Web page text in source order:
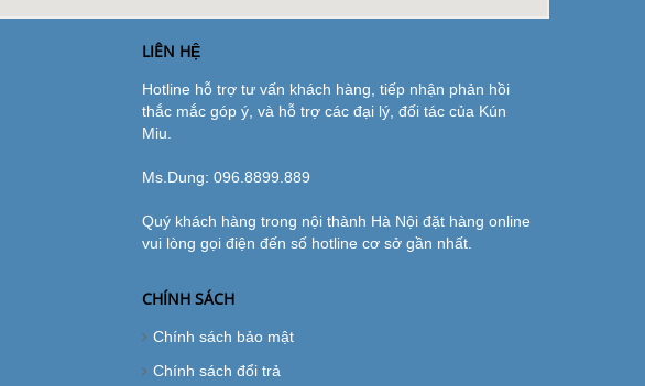
LIÊN HỆ
Hotline hỗ trợ tư vấn khách hàng, tiếp nhận phản hồi
thắc mắc góp ý, và hỗ trợ các đại lý, đối tác của Kún
Miu.
Ms.Dung: 096.8899.889
Quý khách hàng trong nội thành Hà Nội đặt hàng online
vui lòng gọi điện đến số hotline cơ sở gần nhất.
CHÍNH SÁCH
Chính sách bảo mật
Chính sách đổi trả